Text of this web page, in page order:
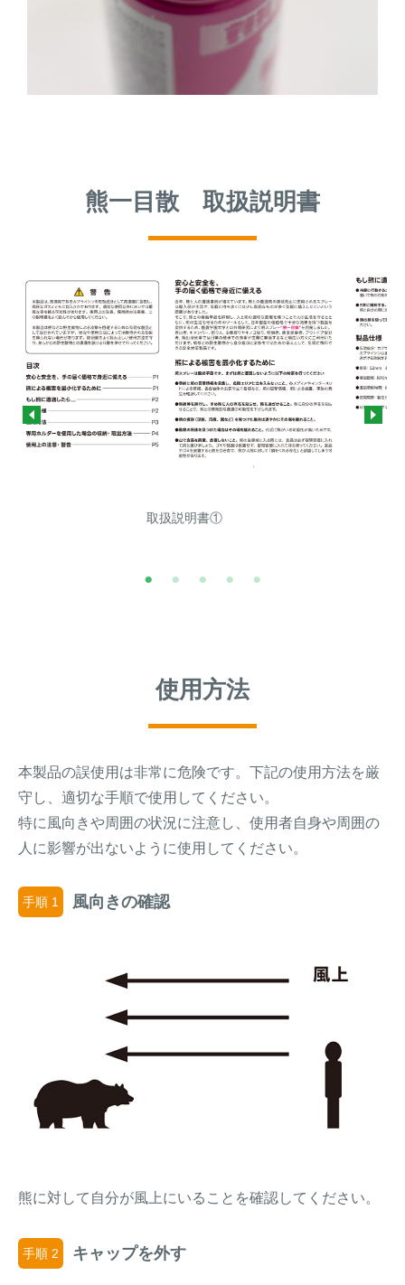
熊一目散 取扱説明書
取扱説明書①
使用方法
本製品の誤使用は非常に危険です。下記の使用方法を厳
守し、適切な手順で使用してください。
特に風向きや周囲の状況に注意し、使用者自身や周囲の
人に影響が出ないように使用してください。
手順 1 風向きの確認
熊に対して自分が風上にいることを確認してください。
手順 2 キャップを外す